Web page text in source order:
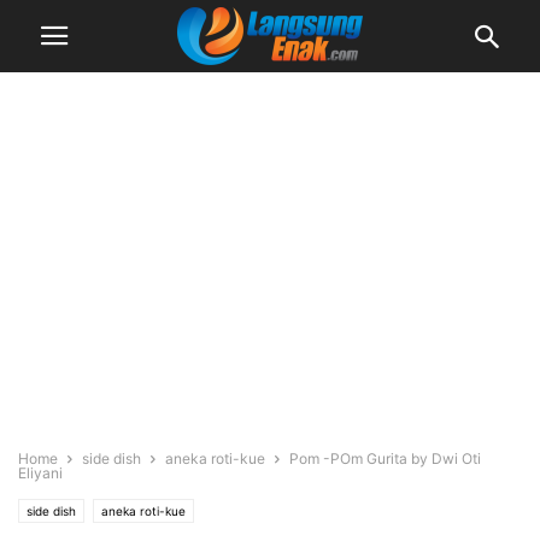
Home side dish aneka roti-kue
Pom -POm Gurita by Dwi Oti
Eliyani
side dish aneka roti-kue